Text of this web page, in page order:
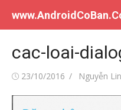
dungcac-loai-
Đăng23/10/2016
Tác
Nguyễn